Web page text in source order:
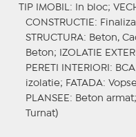
TIP IMOBIL : In bloc;
CONSTRUCTIE :
STRUCTURA: Beton,
Beton;
IZOLATIE
PERETI INTERIORI :
izolatie; FATADA:
PLANSEE : Beton armat;
Turnat)